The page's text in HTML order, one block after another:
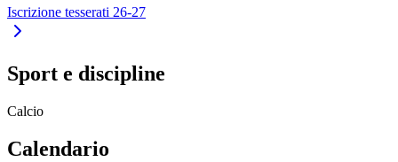
Iscrizione tesserati 26-27
Sport e discipline
Calcio
Calendario